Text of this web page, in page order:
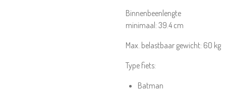
Binnenbeenlengte
minimaal: 39.4 cm
Max. belastbaar gewicht: 60 kg
Type fiets:
Batman